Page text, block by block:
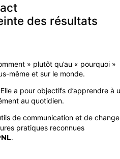
des résultats
» plutôt qu’au « pourquoi »
même et sur le monde.
a pour objectifs d’apprendre à
au quotidien.
de communication et de
pratiques reconnues
.